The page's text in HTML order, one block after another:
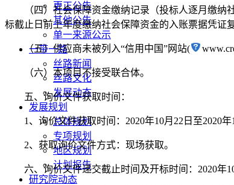
更正公告
其他公告
单一来源公示
一带一路
丝路新闻
丝路文化
发展动态
发展规划
总体规划
专项规划
地区规划
计划报告
研究院动态
（四）社会保障资金缴纳记录（投标人逐月缴
标截止日前上年度缴纳社会保障资金的入账票据凭证
（五）供应商未被列入“信用中国”网站(
（六）本项目不接受联合体。
五、询价文件获取时间：
1、 询价文件获取时间： 2020年10月 22 日至2020年
2、获取询价文件方式： 现场获取。
六、询价文件递交截止时间及开标时间： 2020年